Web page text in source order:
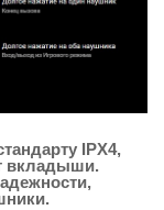
IPX4,
вкладыши.